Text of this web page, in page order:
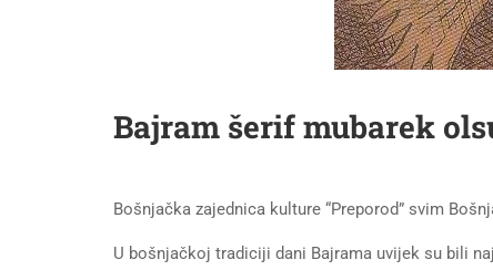
Bajram šerif mubarek
Bošnjačka zajednica kulture “Preporod” svim
U bošnjačkoj tradiciji dani Bajrama uvijek su bili